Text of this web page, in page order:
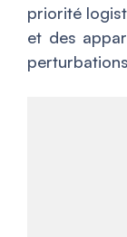
priorité
et des